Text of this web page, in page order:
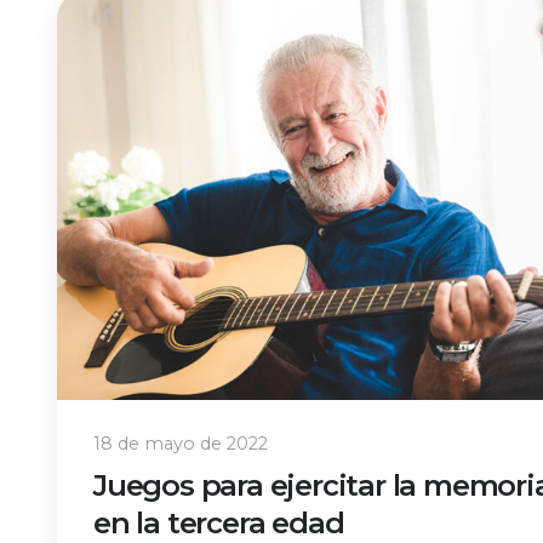
18 de mayo de 2022
Juegos para ejercitar la
en la tercera edad